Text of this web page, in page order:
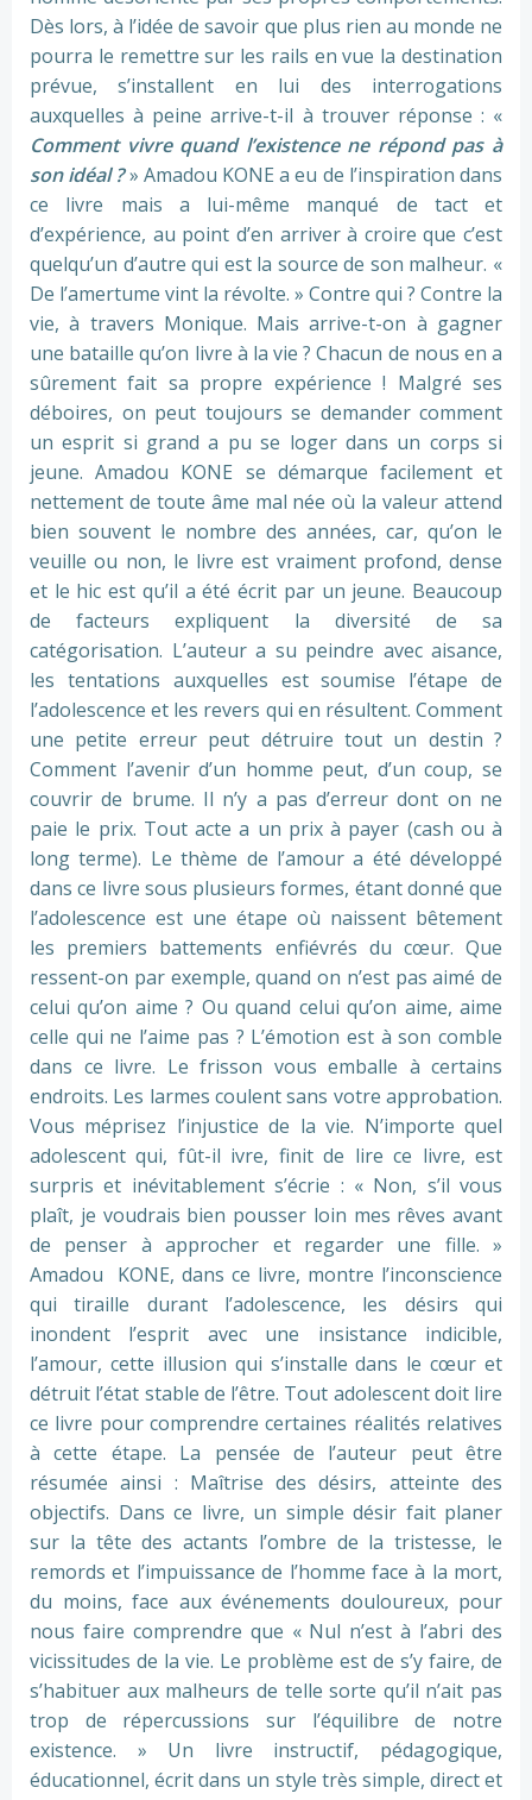
Dès lors, à l’idée de savoir que plus rien au monde ne
pourra le remettre sur les rails en vue la destination
prévue, s’installent en lui des interrogations
auxquelles à peine arrive-t-il à trouver réponse : «
Comment vivre quand l’existence ne répond pas à
son idéal ?» Amadou KONE a eu de l’inspiration dans
ce livre mais a lui-même manqué de tact et
d’expérience, au point d’en arriver à croire que c’est
quelqu’un d’autre qui est la source de son malheur. «
De l’amertume vint la révolte. » Contre qui ? Contre la
vie, à travers Monique. Mais arrive-t-on à gagner
une bataille qu’on livre à la vie ? Chacun de nous en a
sûrement fait sa propre expérience ! Malgré ses
déboires, on peut toujours se demander comment
un esprit si grand a pu se loger dans un corps si
jeune. Amadou KONE se démarque facilement et
nettement de toute âme mal née où la valeur attend
bien souvent le nombre des années, car, qu’on le
veuille ou non, le livre est vraiment profond, dense
et le hic est qu’il a été écrit par un jeune. Beaucoup
de facteurs expliquent la diversité de sa
catégorisation. L’auteur a su peindre avec aisance,
les tentations auxquelles est soumise l’étape de
l’adolescence et les revers qui en résultent. Comment
une petite erreur peut détruire tout un destin ?
Comment l’avenir d’un homme peut, d’un coup, se
couvrir de brume. Il n’y a pas d’erreur dont on ne
paie le prix. Tout acte a un prix à payer (cash ou à
long terme). Le thème de l’amour a été développé
dans ce livre sous plusieurs formes, étant donné que
l’adolescence est une étape où naissent bêtement
les premiers battements enfiévrés du cœur. Que
ressent-on par exemple, quand on n’est pas aimé de
celui qu’on aime ? Ou quand celui qu’on aime, aime
celle qui ne l’aime pas ? L’émotion est à son comble
dans ce livre. Le frisson vous emballe à certains
endroits. Les larmes coulent sans votre approbation.
Vous méprisez l’injustice de la vie. N’importe quel
adolescent qui, fût-il ivre, finit de lire ce livre, est
surpris et inévitablement s’écrie : « Non, s’il vous
plaît, je voudrais bien pousser loin mes rêves avant
de penser à approcher et regarder une fille. »
Amadou KONE, dans ce livre, montre l’inconscience
qui tiraille durant l’adolescence, les désirs qui
inondent l’esprit avec une insistance indicible,
l’amour, cette illusion qui s’installe dans le cœur et
détruit l’état stable de l’être. Tout adolescent doit lire
ce livre pour comprendre certaines réalités relatives
à cette étape. La pensée de l’auteur peut être
résumée ainsi : Maîtrise des désirs, atteinte des
objectifs. Dans ce livre, un simple désir fait planer
sur la tête des actants l’ombre de la tristesse, le
remords et l’impuissance de l’homme face à la mort,
du moins, face aux événements douloureux, pour
nous faire comprendre que « Nul n’est à l’abri des
vicissitudes de la vie. Le problème est de s’y faire, de
s’habituer aux malheurs de telle sorte qu’il n’ait pas
trop de répercussions sur l’équilibre de notre
existence. » Un livre instructif, pédagogique,
éducationnel, écrit dans un style très simple, direct et